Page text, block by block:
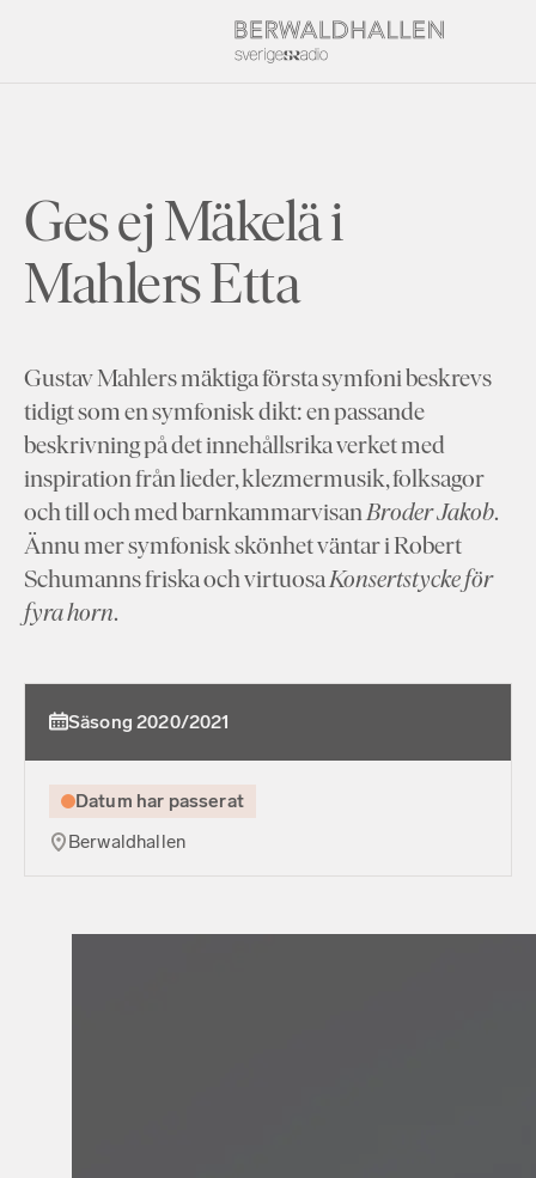
Ges ej Mäkelä i
Mahlers Etta
Gustav Mahlers mäktiga första symfoni beskrevs
tidigt som en symfonisk dikt: en passande
beskrivning på det innehållsrika verket med
inspiration från lieder, klezmermusik, folksagor
och till och med barnkammarvisan Broder Jakob.
Ännu mer symfonisk skönhet väntar i Robert
Schumanns friska och virtuosa Konsertstycke för
fyra horn.
Säsong 2020/2021
Datum har passerat
Berwaldhallen